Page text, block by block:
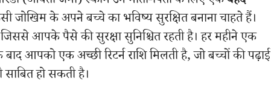
जोखिम के अपने बच्चे का भविष्य सुरक्षित बनाना चाहते हैं।
आपके पैसे की सुरक्षा सुनिश्चित रहती है। हर महीने एक
आपको एक अच्छी रिटर्न राशि मिलती है, जो बच्चों की पढ़ाई
हो सकती है।